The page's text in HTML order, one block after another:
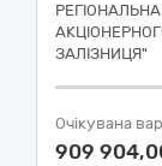
ЗАЛІЗНИЦЯ"
Очікувана
909